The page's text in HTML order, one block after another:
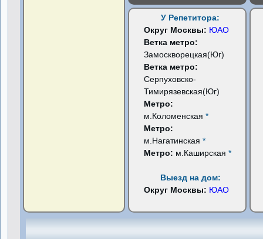
У Репетитора:
Округ Москвы: ЮАО
Ветка метро:
Замоскворецкая(Юг)
Ветка метро:
Серпуховско-
Тимирязевская(Юг)
Метро:
м.Коломенская*
Метро:
м.Нагатинская*
Метро: м.Каширская*
Выезд на дом:
Округ Москвы: ЮАО